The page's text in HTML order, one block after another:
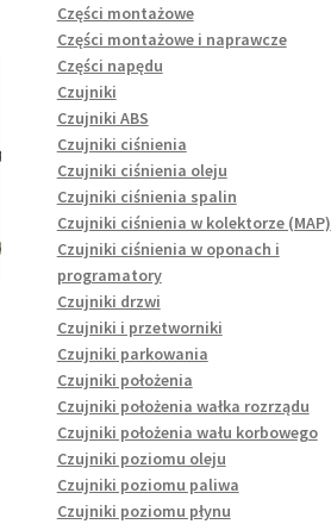
Części montażowe
Części montażowe i naprawcze
Części napędu
Czujniki
Czujniki ABS
Czujniki ciśnienia
Czujniki ciśnienia oleju
Czujniki ciśnienia spalin
Czujniki ciśnienia w kolektorze (MAP)
Czujniki ciśnienia w oponach i
programatory
Czujniki drzwi
Czujniki i przetworniki
Czujniki parkowania
Czujniki położenia
Czujniki położenia wałka rozrządu
Czujniki położenia wału korbowego
Czujniki poziomu oleju
Czujniki poziomu paliwa
Czujniki poziomu płynu